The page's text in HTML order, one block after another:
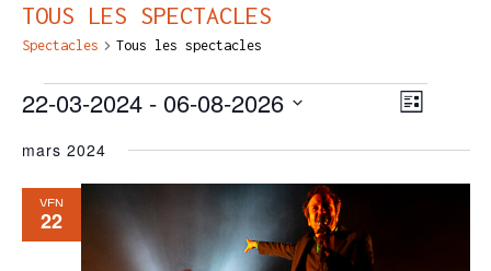
TOUS LES SPECTACLES
Spectacles Tous les spectacles
SPECTACLES
VUES
Liste
22-03-2024 - 06-08-2026
une
date.
mars 2024
VEN
22